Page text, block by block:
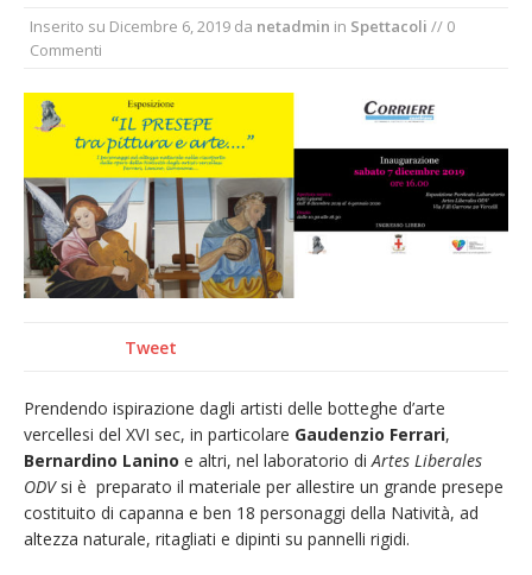
Vercelli: in alcune vie nuova tracciatura delle
Nuovo fronte delle fiamme: vasto incendio
alle pendici del Monte Barone
Centinaia di vercellesi a Oropa per il
pellegrinaggio diocesano
Intervento dei vigili del fuoco per un
incendio di sterpaglie a Caresanablot
Dieci anni fa l’ingresso a Vercelli
Inserito su Dicembre 6, 2019 da netadmin in Spettacoli // 0
Commenti
Tweet
Prendendo ispirazione dagli artisti delle botteghe d’arte
vercellesi del XVI sec, in particolare Gaudenzio Ferrari,
Bernardino Lanino e altri, nel laboratorio diArtes Liberales
ODVsi è preparato il materiale per allestire un grande presepe
costituito di capanna e ben 18 personaggi della Natività, ad
altezza naturale, ritagliati e dipinti su pannelli rigidi.